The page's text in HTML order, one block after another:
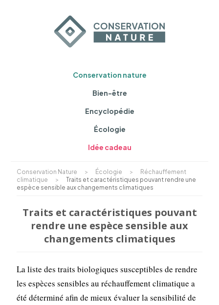
Conservation nature
Bien-être
Encyclopédie
Écologie
Idée cadeau
Conservation Nature > Écologie >
Réchauffement
climatique
>
Traits et caractéristiques pouvant rendre une
espèce sensible aux changements climatiques
Traits et caractéristiques pouvant
rendre une espèce sensible aux
changements climatiques
La liste des traits biologiques susceptibles de rendre
les espèces sensibles au réchauffement climatique a
été déterminé afin de mieux évaluer la sensibilité de